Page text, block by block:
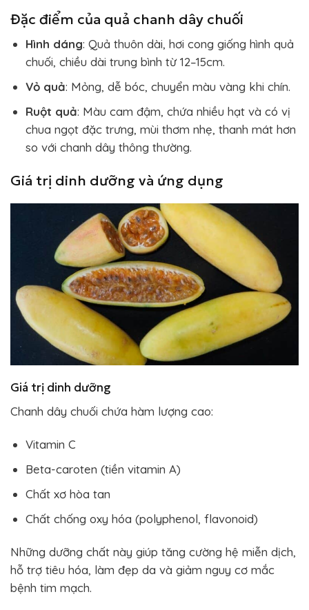
Đặc điểm của quả chanh dây chuối
Hình dáng: Quả thuôn dài, hơi cong giống hình quả
chuối, chiều dài trung bình từ 12–15cm.
Vỏ quả: Mỏng, dễ bóc, chuyển màu vàng khi chín.
Ruột quả: Màu cam đậm, chứa nhiều hạt và có vị
chua ngọt đặc trưng, mùi thơm nhẹ, thanh mát hơn
so với chanh dây thông thường.
Giá trị dinh dưỡng và ứng dụng
Giá trị dinh dưỡng
Chanh dây chuối chứa hàm lượng cao:
Vitamin C
Beta-caroten (tiền vitamin A)
Chất xơ hòa tan
Chất chống oxy hóa (polyphenol, flavonoid)
Những dưỡng chất này giúp tăng cường hệ miễn dịch,
hỗ trợ tiêu hóa, làm đẹp da và giảm nguy cơ mắc
bệnh tim mạch.